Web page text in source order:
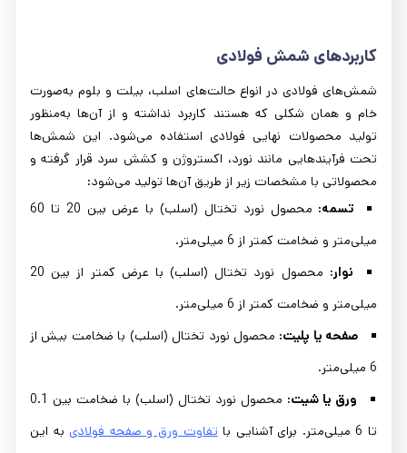
کاربردهای شمش فولادی
شمش‌های فولادی در انواع حالت‌های اسلب، بیلت و بلوم به‌صورت
خام و همان شکلی که هستند کاربرد نداشته و از آن‌ها به‌منظور
تولید محصولات نهایی فولادی استفاده می‌شود. این شمش‌ها
تحت فرآیندهایی مانند نورد، اکستروژن و کشش سرد قرار گرفته و
محصولاتی با مشخصات زیر از طریق آن‌ها تولید می‌شود:
تسمه:
محصول نورد تختال (اسلب) با عرض بین 20 تا 60
میلی‌متر و ضخامت کمتر از 6 میلی‌متر.
نوار:
محصول نورد تختال (اسلب) با عرض کمتر از بین 20
میلی‌متر و ضخامت کمتر از 6 میلی‌متر.
صفحه یا پلیت: محصول نورد تختال (اسلب) با ضخامت بیش از
6 میلی‌متر.
ورق یا شیت:
محصول نورد تختال (اسلب) با ضخامت بین 0.1
تا 6 میلی‌متر. برای آشنایی با
تفاوت ورق و صفحه فولادی به این